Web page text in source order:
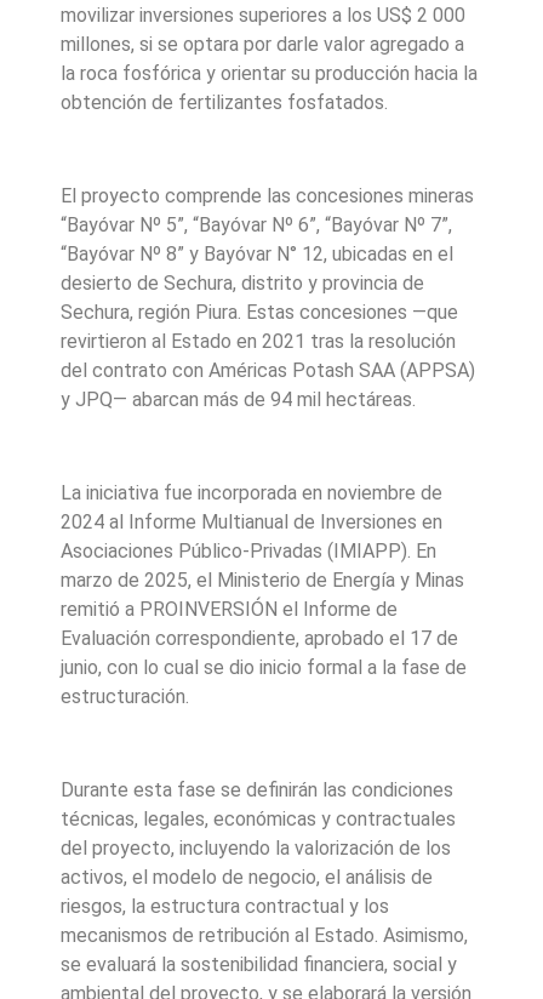
movilizar inversiones superiores a los US$ 2 000
millones, si se optara por darle valor agregado a
la roca fosfórica y orientar su producción hacia la
obtención de fertilizantes fosfatados.
El proyecto comprende las concesiones mineras
“Bayóvar Nº 5”, “Bayóvar Nº 6”, “Bayóvar Nº 7”,
“Bayóvar Nº 8” y Bayóvar N° 12, ubicadas en el
desierto de Sechura, distrito y provincia de
Sechura, región Piura. Estas concesiones —que
revirtieron al Estado en 2021 tras la resolución
del contrato con Américas Potash SAA (APPSA)
y JPQ— abarcan más de 94 mil hectáreas.
La iniciativa fue incorporada en noviembre de
2024 al Informe Multianual de Inversiones en
Asociaciones Público-Privadas (IMIAPP). En
marzo de 2025, el Ministerio de Energía y Minas
remitió a PROINVERSIÓN el Informe de
Evaluación correspondiente, aprobado el 17 de
junio, con lo cual se dio inicio formal a la fase de
estructuración.
Durante esta fase se definirán las condiciones
técnicas, legales, económicas y contractuales
del proyecto, incluyendo la valorización de los
activos, el modelo de negocio, el análisis de
riesgos, la estructura contractual y los
mecanismos de retribución al Estado. Asimismo,
se evaluará la sostenibilidad financiera, social y
ambiental del proyecto, y se elaborará la versión